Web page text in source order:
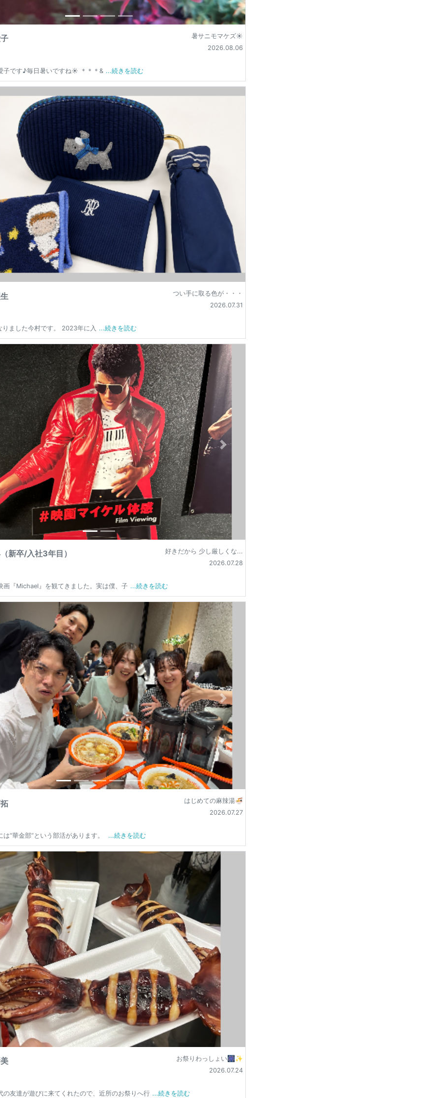
暑サニモマケズ☀️
2026.08.06
子です♪毎日暑いですね☀️ ＊＊＊& ...続きを読む
つい手に取る色が・・・
2026.07.31
りました今村です。 2023年に入 ...続きを読む
新卒/入社3年目）
好きだから 少し厳しくな...
2026.07.28
画『Michael』を観てきました。実は僕、子 ...続きを読む
はじめての麻辣湯🍜
2026.07.27
は“華金部”という部活があります。 ...続きを読む
お祭りわっしょい🎆✨
2026.07.24
の友達が遊びに来てくれたので、近所のお祭りへ行 ...続きを読む